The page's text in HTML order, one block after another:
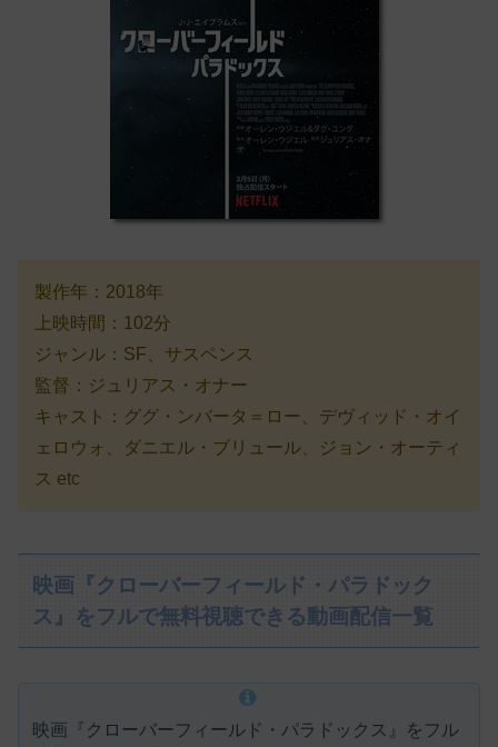
製作年：2018年
上映時間：102分
ジャンル：SF、サスペンス
監督：ジュリアス・オナー
キャスト：ググ・ンバータ＝ロー、デヴィッド・オイ
ェロウォ、ダニエル・ブリュール、ジョン・オーティ
ス etc
映画『クローバーフィールド・パラドック
ス』をフルで無料視聴できる動画配信一覧
映画『クローバーフィールド・パラドックス』をフル